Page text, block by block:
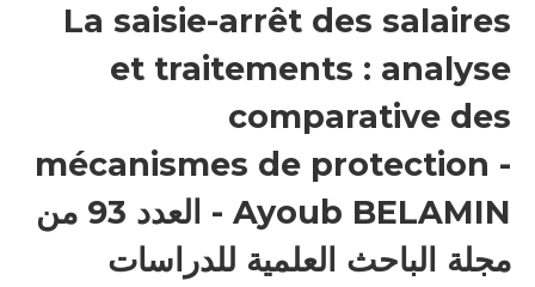
La saisie-arrêt des salaires
et traitements : analyse
comparative des
mécanismes de protection -
Ayoub BELAMIN - العدد 93 من
مجلة الباحث العلمية للدراسات